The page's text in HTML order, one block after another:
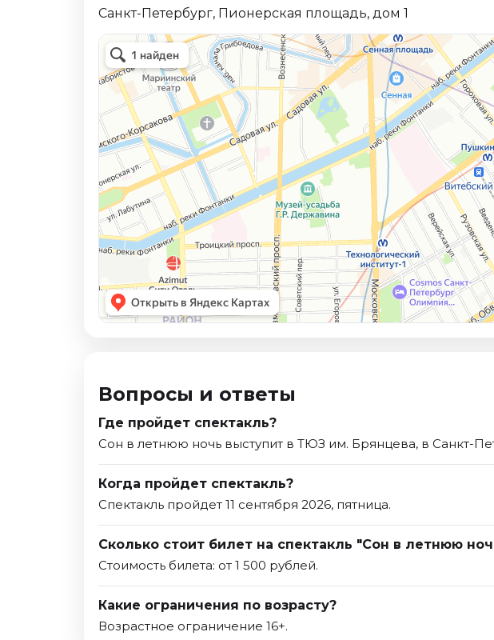
Санкт-Петербург, Пионерская площадь, дом 1
Вопросы и ответы
Где пройдет спектакль?
Сон в летнюю ночь выступит в ТЮЗ им. Брянцева, в Санкт-
Когда пройдет спектакль?
Спектакль пройдет 11 сентября 2026, пятница.
Сколько стоит билет на спектакль "Сон в летнюю
Стоимость билета: от 1 500 рублей.
Какие ограничения по возрасту?
Возрастное ограничение 16+.